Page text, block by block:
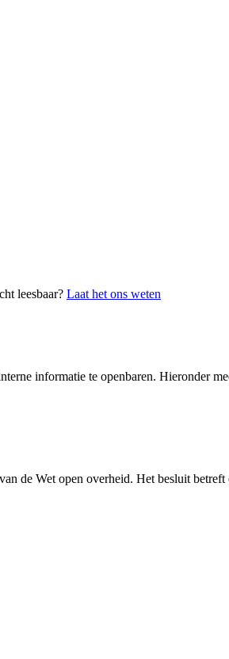
leesbaar? Laat het ons weten
informatie te openbaren. Hieronder
de Wet open overheid. Het besluit betreft